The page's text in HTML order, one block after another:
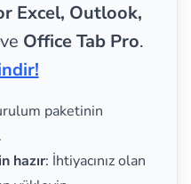
Excel, Outlook,
Office Tab Pro.
paketinin
hazır: İhtiyacınız olan